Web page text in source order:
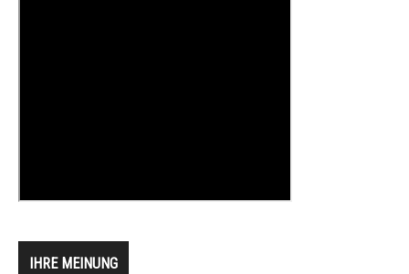
IHRE MEINUNG